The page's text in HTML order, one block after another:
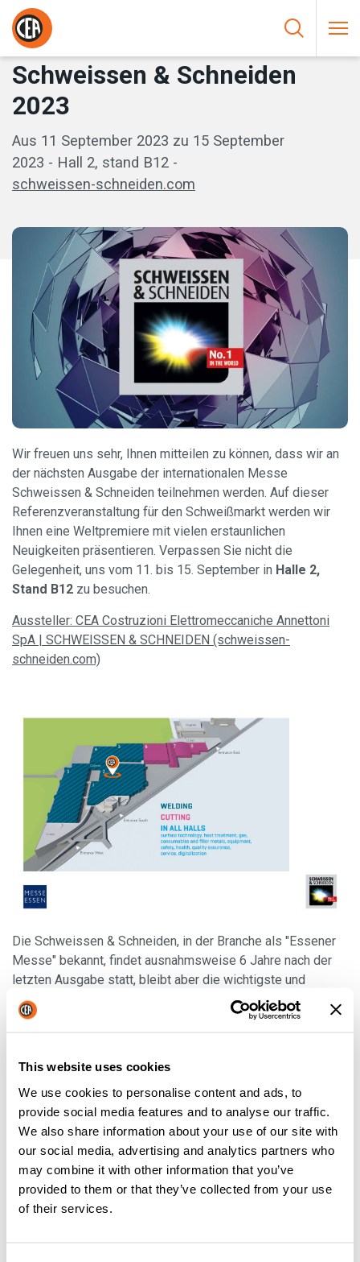
This website uses cookies
We use cookies to personalise content and ads, to
provide social media features and to analyse our traffic.
We also share information about your use of our site with
our social media, advertising and analytics partners who
may combine it with other information that you’ve
provided to them or that they’ve collected from your use
of their services.
Zum Inhalt springen
HOME/
Schweissen & Schneiden
2023
Aus 11 September 2023 zu 15 September
2023 - Hall 2, stand B12 -
schweissen-schneiden.com
Wir freuen uns sehr, Ihnen mitteilen zu können, dass wir an
der nächsten Ausgabe der internationalen Messe
Schweissen & Schneiden teilnehmen werden. Auf dieser
Referenzveranstaltung für den Schweißmarkt werden wir
Ihnen eine Weltpremiere mit vielen erstaunlichen
Neuigkeiten präsentieren. Verpassen Sie nicht die
Gelegenheit, uns vom 11. bis 15. September in Halle 2,
Stand B12 zu besuchen.
Aussteller: CEA Costruzioni Elettromeccaniche Annettoni
SpA | SCHWEISSEN & SCHNEIDEN (schweissen-
schneiden.com)
Die Schweissen & Schneiden, in der Branche als "Essener
Messe" bekannt, findet ausnahmsweise 6 Jahre nach der
letzten Ausgabe statt, bleibt aber die wichtigste und
prestigeträchtigste Schweißmesse der Welt.
technischen Innovationen im gesamten MIG- und WIG-
Bereich. Auch für die Abteilungen CEA Restech, CEA
Plasmatech und für unseren Partner TECNOROBOT wird es
große Neuigkeiten geben.
Aus all diesen Gründen erwarten unsere Mitarbeiter
zahlreiche Besucher, um alle Neuigkeiten im Detail
vorzustellen und gemeinsam Zeit zu verbringen.